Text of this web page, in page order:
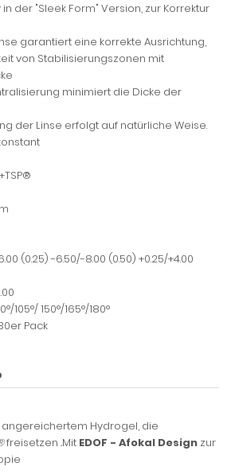
der "Sleek Form" Version, zur Korrektur
garantiert eine korrekte Ausrichtung,
von Stabilisierungszonen mit
minimiert die Dicke der
der Linse erfolgt auf natürliche Weise.
6.00 (0.25) -6.50/-8.00 (0.50) +0.25/+4.00
105°/ 150°/165°/180°
Pack
Hydrogel, die
freisetzen .Mit EDOF - Afokal Design zur